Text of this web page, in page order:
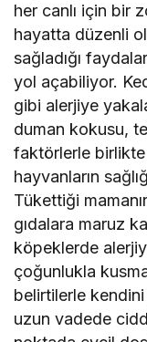
her canlı için bir
hayatta düzenli
sağladığı
yol açabiliyor.
gibi alerjiye
duman kokusu,
faktörlerle birlikte
hayvanların
Tükettiği
gıdalara maruz
köpeklerde
çoğunlukla
belirtilerle
uzun vadede